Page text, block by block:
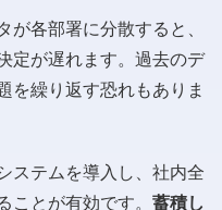
が各部署に分散すると、
定が遅れます。過去のデ
を繰り返す恐れもありま
ステムを導入し、社内全
ことが有効です。 蓄積し